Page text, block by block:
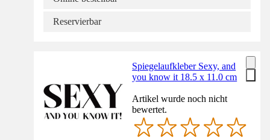
Reservierbar
Spiegelaufkleber Sexy, and
you know it 18.5 x 11.0 cm
Artikel wurde noch nicht
bewertet.